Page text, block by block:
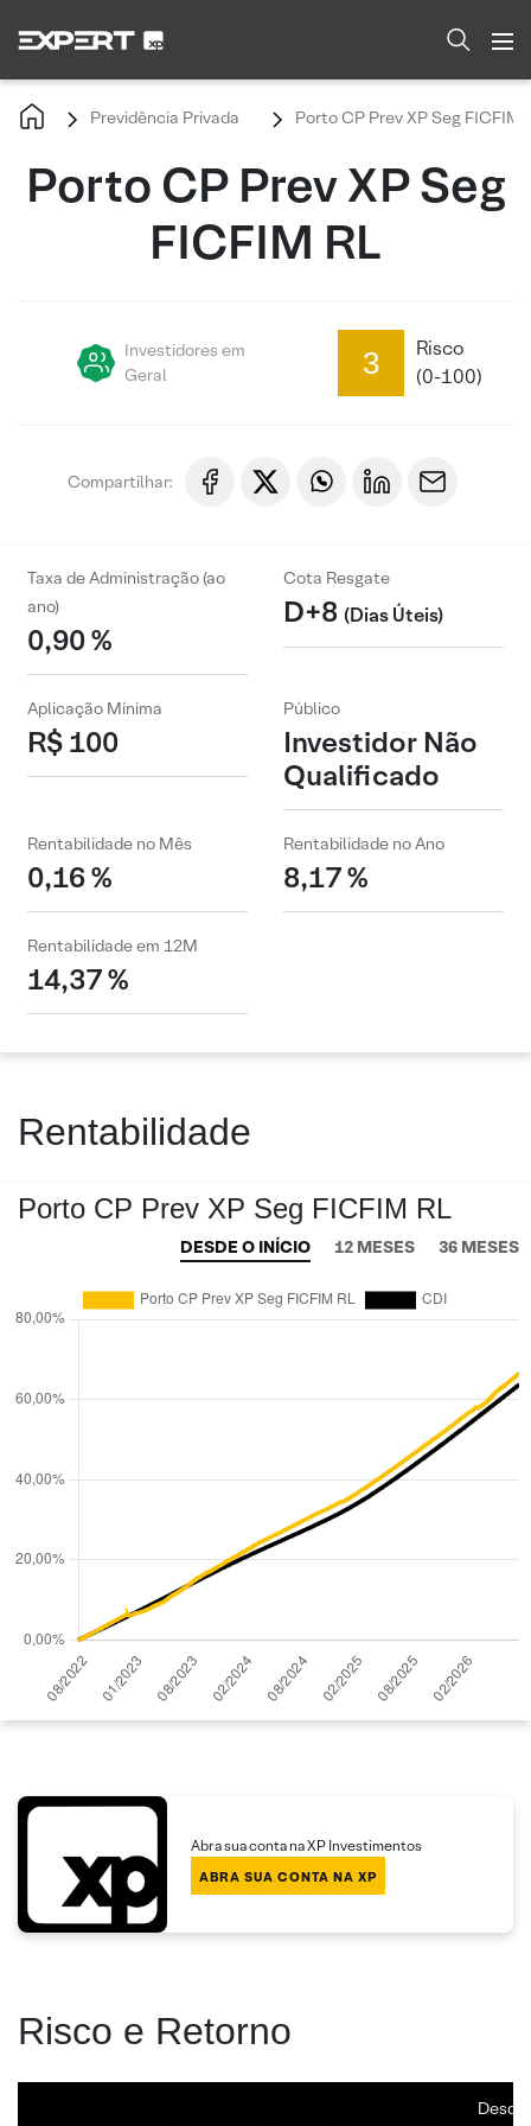
Previdência Privada Porto CP Prev XP Seg FICFIM
Porto CP Prev XP Seg
FICFIM RL
Investidores em
Geral
3
Risco
(0-100)
Compartilhar:
Taxa de Administração (ao
ano)
0,90 %
Cota Resgate
D+8 (Dias Úteis)
Aplicação Mínima
R$ 100
Público
Investidor Não
Qualificado
Rentabilidade no Mês
0,16 %
Rentabilidade no Ano
8,17 %
Rentabilidade em 12M
14,37 %
Rentabilidade
Porto CP Prev XP Seg FICFIM RL
DESDE O INÍCIO 12 MESES 36 MESES
Abra sua conta na XP Investimentos
ABRA SUA CONTA NA XP
Risco e Retorno
Desde